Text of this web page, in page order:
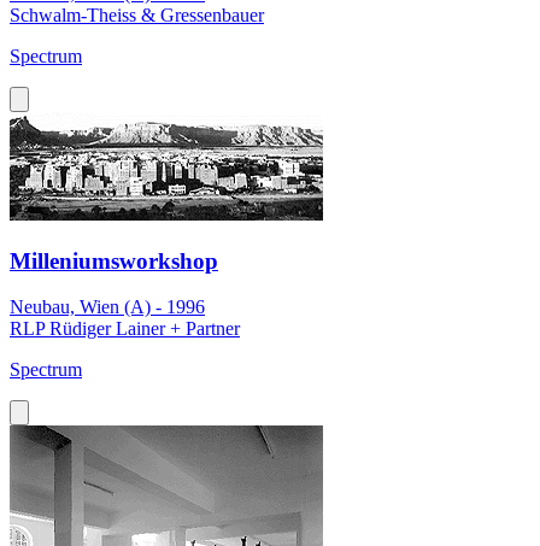
Schwalm-Theiss & Gressenbauer
Spectrum
Milleniumsworkshop
Neubau, Wien (A) - 1996
RLP Rüdiger Lainer + Partner
Spectrum